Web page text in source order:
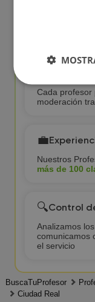
¿Por qué
profesor
Cada profesor
moderación
💼
Nuestros
más de 100
🔍Control
Analizamos
comunicamos
el servicio
BuscaTuProfesor
Ciudad Real